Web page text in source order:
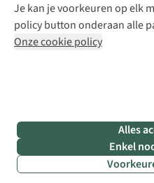
Je kan je voorkeuren op elk
policy button onderaan alle
Onze cookie policy
Alles
Enkel
Disclaimer Privacy Policy